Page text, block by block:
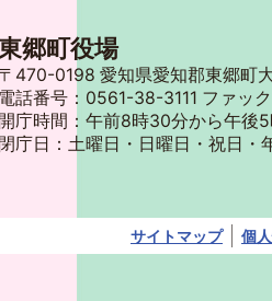
郷町役場
〒470-0198 愛知県愛知郡東郷町
電話番号：0561-38-3111 ファッ
開庁時間：午前8時30分から午後5
閉庁日：土曜日・日曜日・祝日・
サイトマップ 個